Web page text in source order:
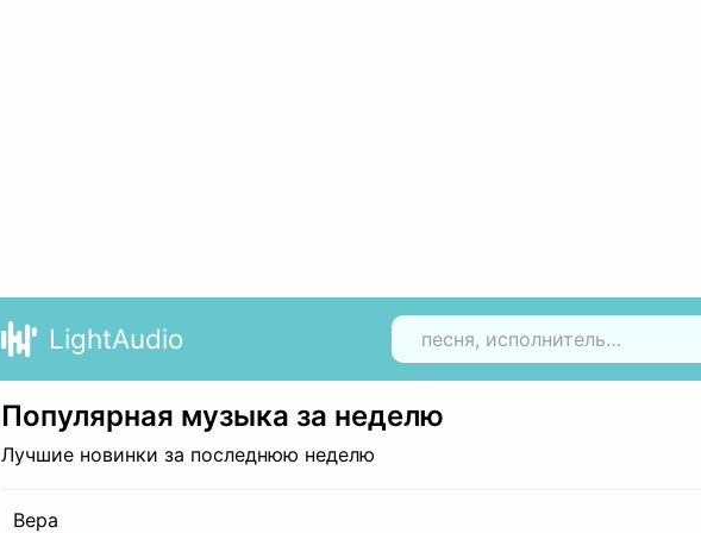
LightAudio
Популярная музыка за неделю
Лучшие новинки за последнюю неделю
Вера